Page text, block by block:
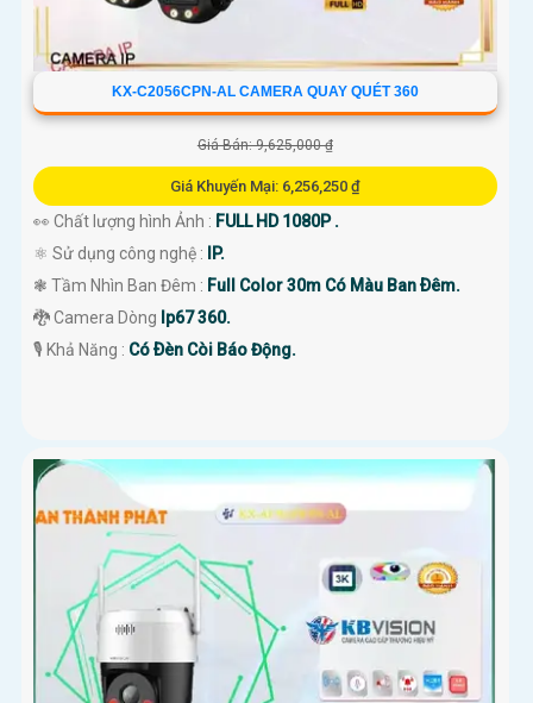
KX-C2056CPN-AL CAMERA QUAY QUÉT 360
Giá Bán: 9,625,000 ₫
Giá Khuyến Mại: 6,256,250 ₫
👀 Chất lượng hình Ảnh : FULL HD 1080P .
⚛️ Sử dụng công nghệ :
IP.
❃ Tầm Nhìn Ban Đêm : Full Color 30m Có Màu Ban Ðêm.
🐉️ Camera Dòng Ip67 360.
️🎙 Khả Năng : Có Ðèn Còi Báo Động.